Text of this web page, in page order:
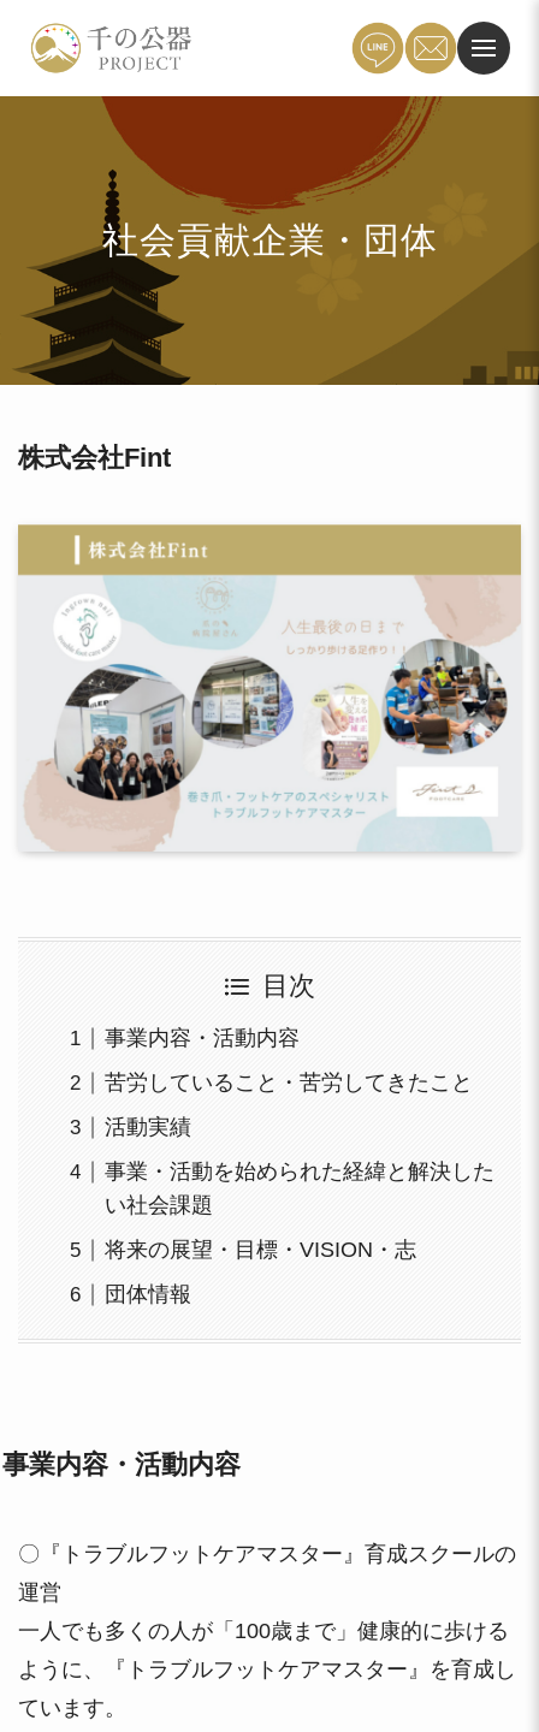
社会貢献企業・団体
株式会社Fint
目次
事業内容・活動内容
苦労していること・苦労してきたこと
活動実績
事業・活動を始められた経緯と解決した
い社会課題
将来の展望・目標・VISION・志
団体情報
事業内容・活動内容
〇『トラブルフットケアマスター』育成スクールの
運営
一人でも多くの人が「100歳まで」健康的に歩ける
ように、『トラブルフットケアマスター』を育成し
ています。